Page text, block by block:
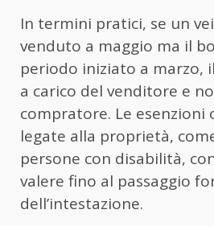
In termini pratici, se un
venduto a maggio ma il
periodo iniziato a marzo,
a carico del venditore e
compratore. Le esenzioni
legate alla proprietà,
persone con disabilità,
valere fino al passaggio
dell’intestazione.